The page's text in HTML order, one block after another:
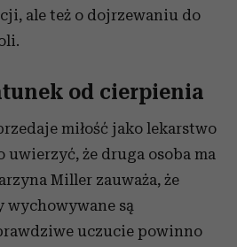
ale też o dojrzewaniu do
od cierpienia
miłość jako lekarstwo
uwierzyć, że druga osoba ma
Miller zauważa, że
wychowywane są
uczucie powinno